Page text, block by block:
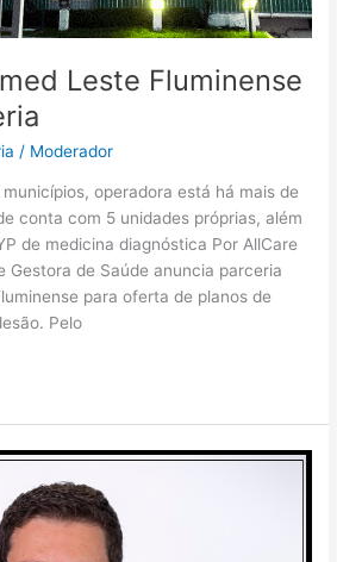
Leste Fluminense
/ Moderador
operadora está há mais de
conta com 5 unidades próprias, além
de medicina diagnóstica Por AllCare
Gestora de Saúde anuncia parceria
para oferta de planos de
Pelo